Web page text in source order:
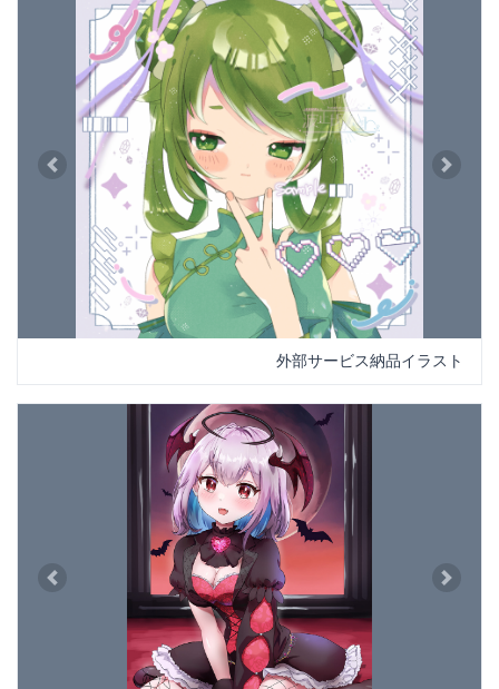
Previous Next
外部サービス納品イラスト
Previous Next